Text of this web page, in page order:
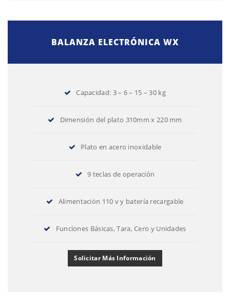
BALANZA ELECTRÓNICA WX
Capacidad: 3 – 6 – 15 – 30 kg
Dimensión del plato 310mm x 220 mm
Plato en acero inoxidable
9 teclas de operación
Alimentación 110 v y batería recargable
Funciones Básicas, Tara, Cero y Unidades
Solicitar Más Información